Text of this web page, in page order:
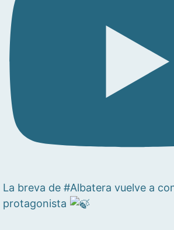
La breva de #Albatera vuelve a
protagonista